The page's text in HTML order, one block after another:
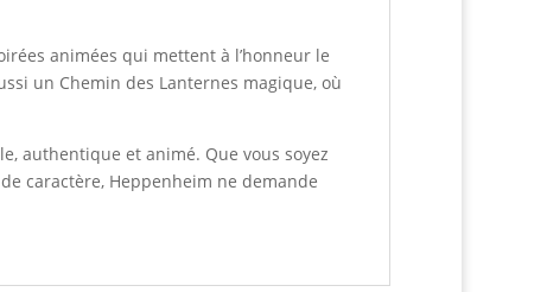
animées qui mettent à l’honneur le
un Chemin des Lanternes magique, où
authentique et animé. Que vous soyez
caractère, Heppenheim ne demande